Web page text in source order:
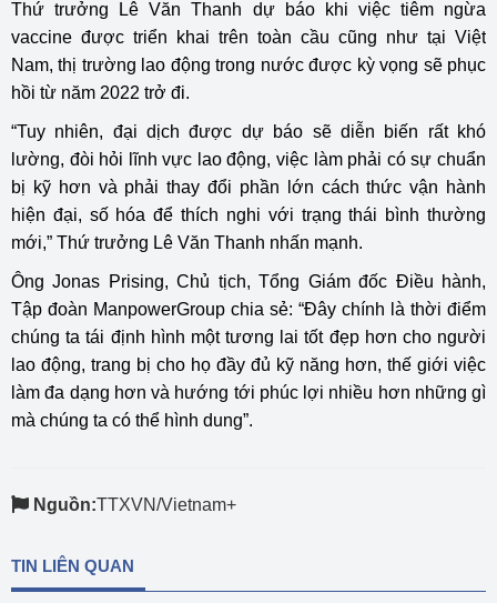
Thứ trưởng Lê Văn Thanh dự báo khi việc tiêm ngừa
vaccine được triển khai trên toàn cầu cũng như tại Việt
Nam, thị trường lao động trong nước được kỳ vọng sẽ phục
hồi từ năm 2022 trở đi.
“Tuy nhiên, đại dịch được dự báo sẽ diễn biến rất khó
lường, đòi hỏi lĩnh vực lao động, việc làm phải có sự chuẩn
bị kỹ hơn và phải thay đổi phần lớn cách thức vận hành
hiện đại, số hóa để thích nghi với trạng thái bình thường
mới,” Thứ trưởng Lê Văn Thanh nhấn mạnh.
Ông Jonas Prising, Chủ tịch, Tổng Giám đốc Điều hành,
Tập đoàn ManpowerGroup chia sẻ: “Đây chính là thời điểm
chúng ta tái định hình một tương lai tốt đẹp hơn cho người
lao động, trang bị cho họ đầy đủ kỹ năng hơn, thế giới việc
làm đa dạng hơn và hướng tới phúc lợi nhiều hơn những gì
mà chúng ta có thể hình dung”.
Nguồn:TTXVN/Vietnam+
TIN LIÊN QUAN